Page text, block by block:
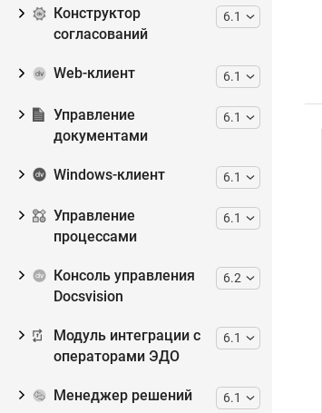
Конструктор
согласований
6.1
Web-клиент 6.1
Управление
документами
6.1
Windows-клиент 6.1
Управление
процессами
6.1
Консоль управления
Docsvision
6.2
Модуль интеграции с
операторами ЭДО
6.1
Менеджер решений 6.1